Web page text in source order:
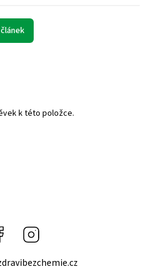
k této položce.
Facebook